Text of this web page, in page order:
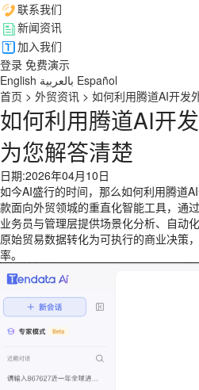
联系我们
新闻资讯
加入我们
登录 免费演示
English بالعربية Español
首页 > 外贸资讯 > 如何利用腾道AI开发
如何利用腾道AI开
为您解答清楚
日期:2026年04月10日
如今AI盛行的时间，那么如何利用腾道
款面向外贸领城的重直化智能工具，通
业务员与管理层提供场景化分析、自动
原始贸易数据转化为可执行的商业决策
率。